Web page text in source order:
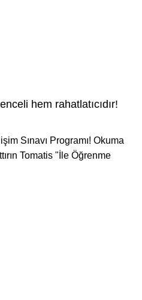
hem rahatlatıcıdır!